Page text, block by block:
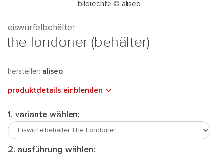
bildrechte © aliseo
eiswürfelbehälter
the londoner (behälter)
hersteller: aliseo
produktdetails einblenden
1. variante wählen:
2. ausführung wählen: